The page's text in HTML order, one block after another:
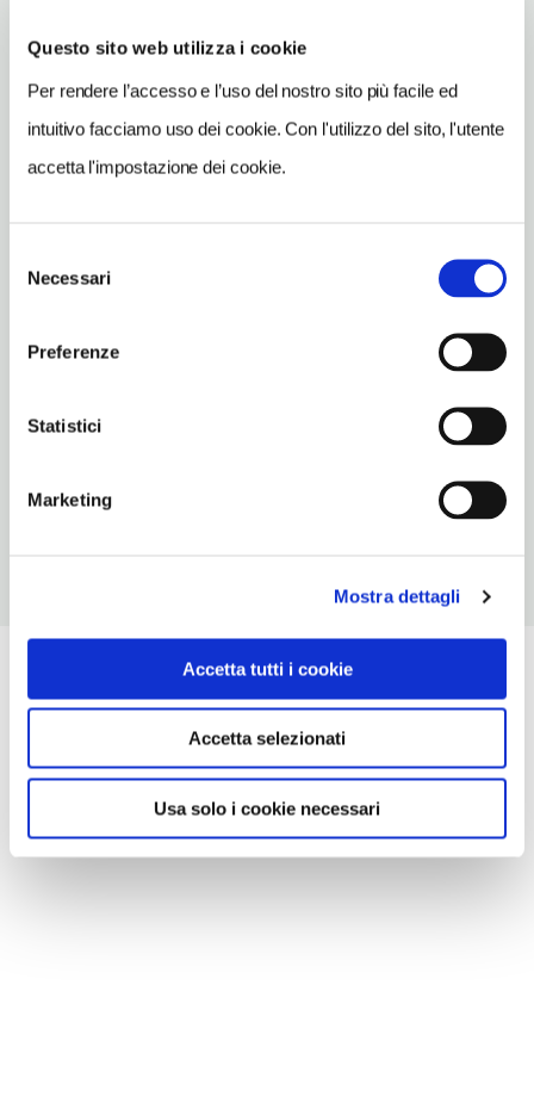
Questo sito web utilizza i cookie
Per rendere l’accesso e l’uso del nostro sito più facile ed
intuitivo facciamo uso dei cookie. Con l'utilizzo del sito, l'utente
accetta l'impostazione dei cookie.
delNecessari
Preferenze
Statistici
Marketing
Mostra dettagli
Accetta tutti i cookie
Accetta selezionati
Usa solo i cookie necessari
Darfo Boario Terme (BS)
SITO WEB
TELEFONO
ORARI DI APERTURA
ingresso a offerta